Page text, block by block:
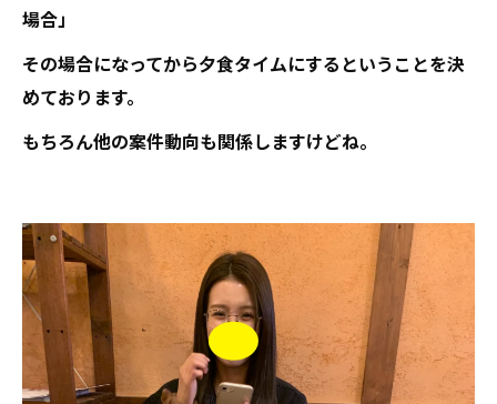
場合」
その場合になってから夕食タイムにするということを決
めております。
もちろん他の案件動向も関係しますけどね。